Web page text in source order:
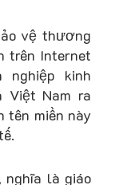
vệ thương
trên Internet
nghiệp kinh
Việt Nam ra
tên miền này
là giáo